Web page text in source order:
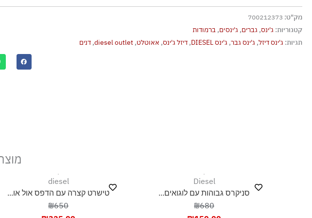
גיהוץ בחום נמוך
אסור לנקות בניקוי יבש
אסור לייבש במכונת ייבוש
ייבוש בצל, בפריסה
מק"ט: 700212373
קטגוריות: ג'ינס, גברים, ג'ינסים, ברמודות
תגיות: ג'ינס דיזל, ג'ינס גבר, ג'ינס DIESEL , דיזל ג'ינס, אאוטלט,
diesel outlet
, דנים
Diesel
סניקרס גבוהות עם לוגואים...
₪680
diesel
טישרט קצרה עם הדפס אול או...
₪650